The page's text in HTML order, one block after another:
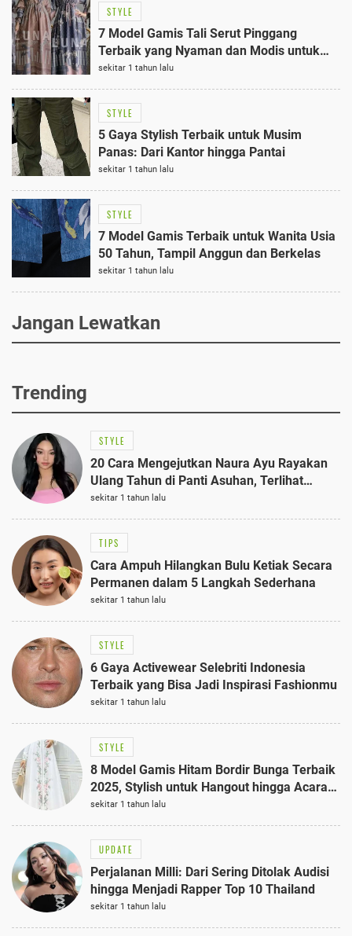
STYLE
7 Model Gamis Tali Serut Pinggang
Terbaik yang Nyaman dan Modis untuk
Setiap Acara
sekitar 1 tahun lalu
STYLE
5 Gaya Stylish Terbaik untuk Musim
Panas: Dari Kantor hingga Pantai
sekitar 1 tahun lalu
STYLE
7 Model Gamis Terbaik untuk Wanita Usia
50 Tahun, Tampil Anggun dan Berkelas
sekitar 1 tahun lalu
Jangan Lewatkan
Trending
STYLE
20 Cara Mengejutkan Naura Ayu Rayakan
Ulang Tahun di Panti Asuhan, Terlihat
Anggun dengan Kaftan Cokelat
sekitar 1 tahun lalu
TIPS
Cara Ampuh Hilangkan Bulu Ketiak Secara
Permanen dalam 5 Langkah Sederhana
sekitar 1 tahun lalu
STYLE
6 Gaya Activewear Selebriti Indonesia
Terbaik yang Bisa Jadi Inspirasi Fashionmu
sekitar 1 tahun lalu
STYLE
8 Model Gamis Hitam Bordir Bunga Terbaik
2025, Stylish untuk Hangout hingga Acara
Semi-Formal
sekitar 1 tahun lalu
UPDATE
Perjalanan Milli: Dari Sering Ditolak Audisi
hingga Menjadi Rapper Top 10 Thailand
sekitar 1 tahun lalu